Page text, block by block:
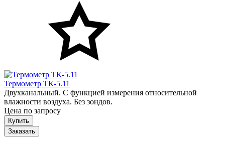
Термометр ТК-5.11
Двухканальный. С функцией измерения относительной
влажности воздуха. Без зондов.
Цена по запросу
Заказать